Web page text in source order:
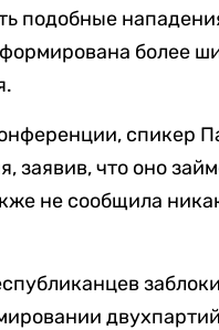
подобные
более
спикер
заявив, что оно
не сообщила